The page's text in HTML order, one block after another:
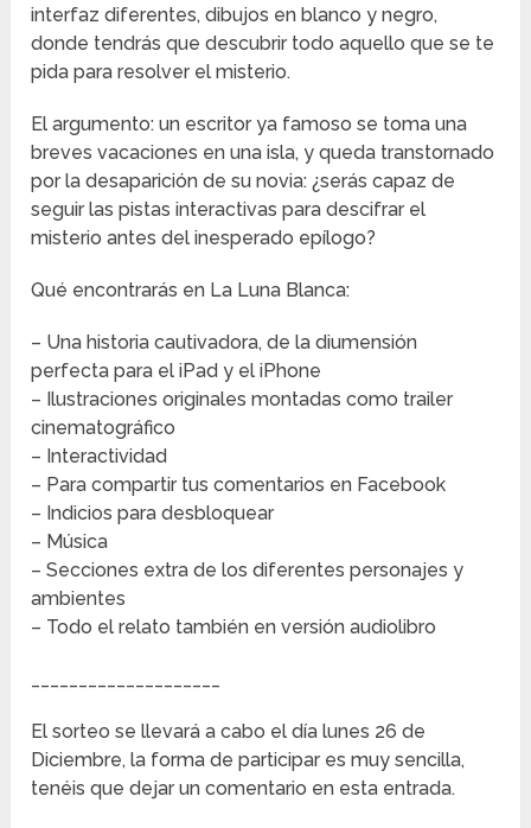
interfaz diferentes, dibujos en blanco y negro,
donde tendrás que descubrir todo aquello que se te
pida para resolver el misterio.
El argumento: un escritor ya famoso se toma una
breves vacaciones en una isla, y queda transtornado
por la desaparición de su novia: ¿serás capaz de
seguir las pistas interactivas para descifrar el
misterio antes del inesperado epílogo?
Qué encontrarás en La Luna Blanca:
– Una historia cautivadora, de la diumensión
perfecta para el iPad y el iPhone
– Ilustraciones originales montadas como trailer
cinematográfico
– Interactividad
– Para compartir tus comentarios en Facebook
– Indicios para desbloquear
– Música
– Secciones extra de los diferentes personajes y
ambientes
– Todo el relato también en versión audiolibro
El sorteo se llevará a cabo el día lunes 26 de
Diciembre, la forma de participar es muy sencilla,
tenéis que dejar un comentario en esta entrada.